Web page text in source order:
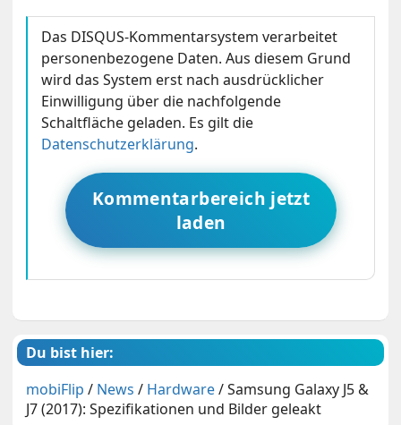
Das DISQUS-Kommentarsystem verarbeitet
personenbezogene Daten. Aus diesem Grund
wird das System erst nach ausdrücklicher
Einwilligung über die nachfolgende
Schaltfläche geladen. Es gilt die
Datenschutzerklärung.
Kommentarbereich jetzt
laden
Du bist hier:
mobiFlip / News / Hardware/Samsung Galaxy J5 &
J7 (2017): Spezifikationen und Bilder geleakt